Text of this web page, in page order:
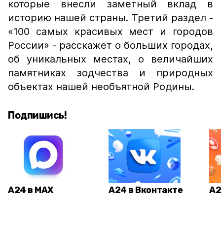
которые внесли заметный вклад в
историю нашей страны. Третий раздел -
«100 самых красивых мест и городов
России» - расскажет о больших городах,
об уникальных местах, о величайших
памятниках зодчества и природных
объектах нашей необъятной Родины.
Подпишись!
А24 в MAX А24 в Вконтакте